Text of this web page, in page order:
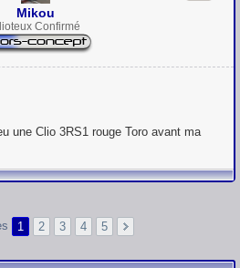
Mikou
Confirmé
une Clio 3RS1 rouge Toro avant ma
1 2 3 4 5